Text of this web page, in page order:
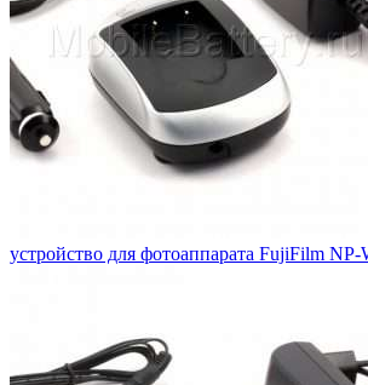
устройство для фотоаппарата FujiFilm NP-